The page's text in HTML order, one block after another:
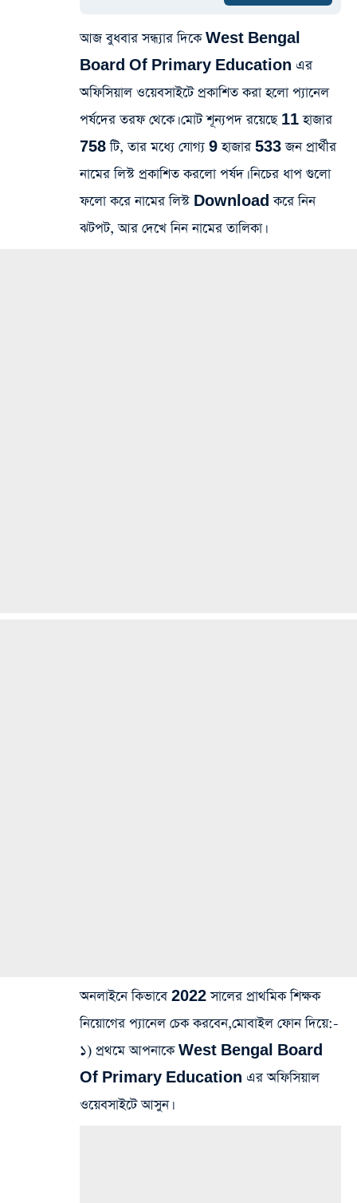
আজ বুধবার সন্ধ্যার দিকে West Bengal
Board Of Primary Education এর
অফিসিয়াল ওয়েবসাইটে প্রকাশিত করা হলো প্যানেল
পর্ষদের তরফ থেকে। মোট শূন্যপদ রয়েছে 11 হাজার
758 টি, তার মধ্যে যোগ্য 9 হাজার 533 জন প্রার্থীর
নামের লিস্ট প্রকাশিত করলো পর্ষদ। নিচের ধাপ গুলো
ফলো করে নামের লিস্ট Download করে নিন
ঝটপট, আর দেখে নিন নামের তালিকা।
অনলাইনে কিভাবে 2022 সালের প্রাথমিক শিক্ষক
নিয়োগের প্যানেল চেক করবেন,মোবাইল ফোন দিয়ে:-
১) প্রথমে আপনাকে West Bengal Board
Of Primary Education এর অফিসিয়াল
ওয়েবসাইটে আসুন।